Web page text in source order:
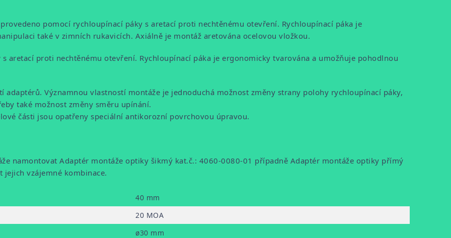
pomocí rychloupínací páky s aretací proti nechtěnému otevření. Rychloupínací páka je
také v zimních rukavicích. Axiálně je montáž aretována ocelovou vložkou.
aretací proti nechtěnému otevření. Rychloupínací páka je ergonomicky tvarována a umožňuje pohodlnou
Významnou vlastností montáže je jednoduchá možnost změny strany polohy rychloupínací páky,
také možnost změny směru upínání.
části jsou opatřeny speciální antikorozní povrchovou úpravou.
namontovat Adaptér montáže optiky šikmý kat.č.: 4060-0080-01 případně Adaptér montáže optiky přímý
jejich vzájemné kombinace.
40 mm
20 MOA
ø30 mm